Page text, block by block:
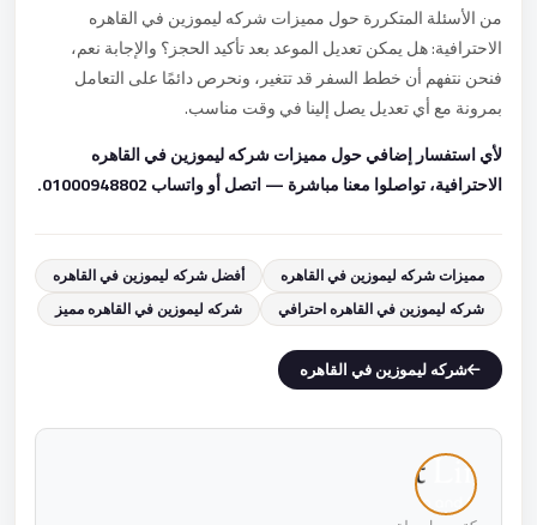
من الأسئلة المتكررة حول مميزات شركه ليموزين في القاهره
الاحترافية: هل يمكن تعديل الموعد بعد تأكيد الحجز؟ والإجابة نعم،
فنحن نتفهم أن خطط السفر قد تتغير، ونحرص دائمًا على التعامل
بمرونة مع أي تعديل يصل إلينا في وقت مناسب.
لأي استفسار إضافي حول مميزات شركه ليموزين في القاهره
الاحترافية، تواصلوا معنا مباشرة — اتصل أو واتساب 01000948802.
مميزات شركه ليموزين في القاهره
أفضل شركه ليموزين في القاهره
شركه ليموزين في القاهره احترافي
شركه ليموزين في القاهره مميز
شركه ليموزين في القاهره